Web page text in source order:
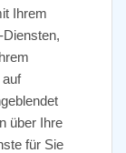
Ihrem
über Ihre
für Sie